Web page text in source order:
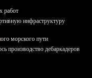
работ
инфраструктуру
морского пути
производство дебаркадеров